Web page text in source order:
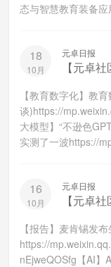
态与智慧教育装备
18
10月
元卓日报
【元卓
【教育数字化】教
谈)https://
大模型】“不逊色
实测了一波https://
16
10月
元卓日报
【元卓
【报告】麦肯锡发
https://
nEjweQOSfg【AI】